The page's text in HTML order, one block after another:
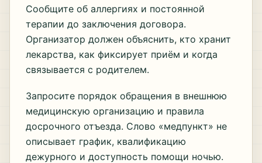
Сообщите об аллергиях и постоянной
терапии до заключения договора.
Организатор должен объяснить, кто хранит
лекарства, как фиксирует приём и когда
связывается с родителем.
Запросите порядок обращения в внешнюю
медицинскую организацию и правила
досрочного отъезда. Слово «медпункт» не
описывает график, квалификацию
дежурного и доступность помощи ночью.